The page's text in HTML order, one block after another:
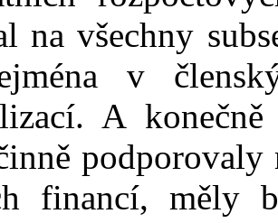
na všechny
v
A
financí, měly